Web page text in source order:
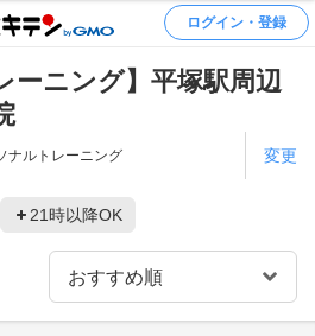
ログイン・登録
ーニング】平塚駅周辺
ナルトレーニング 変更
21時以降OK